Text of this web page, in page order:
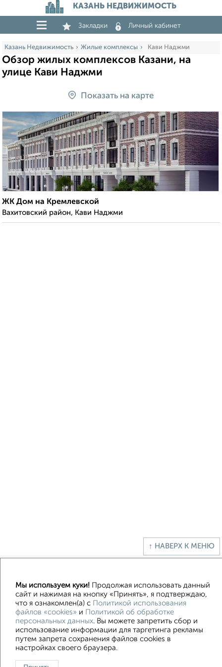
КАЗАНЬ НЕДВИЖИМОСТЬ
Закладки Личный кабинет
Казань Недвижимость Жилые комплексы Кави Наджми
Обзор жилых комплексов Казани, на
улице Кави Наджми
Показать на карте
ЖК Дом на Кремлевской
Вахитовский район, Кави Наджми
↑ НАВЕРХ К МЕНЮ
Контакты
Политика конфиденциальности
Пользовательское соглашение
Казань, улица Сафиуллина 5
© 2015–2026
Сайт-доска объявлений недвижимости
Реклама на портале
Новости Статьи Блог Риэлторы
Агентства
Застройщики
Ипотечный калькулятор
Консультации по недвижимости
Разместить объявление
Скачать приложение
Соцсети (vk.com | t.me | dzen.ru)
Мы используем куки! Продолжая использовать данный
сайт и нажимая на кнопку «Принять», я подтверждаю,
что я ознакомлен(а) с Политикой использования
файлов «cookies» и Политикой об обработке
персональных данных. Вы можете запретить сбор и
использование информации для таргетинга рекламы
путем запрета сохранения файлов cookies в
настройках своего браузера.